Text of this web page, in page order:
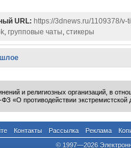
URL: https://3dnews.ru/1109378/
, групповые чаты, стикеры
и религиозных организаций, в
«О противодействии экстремистской
Контакты Рассылка Реклама
© 1997—2026